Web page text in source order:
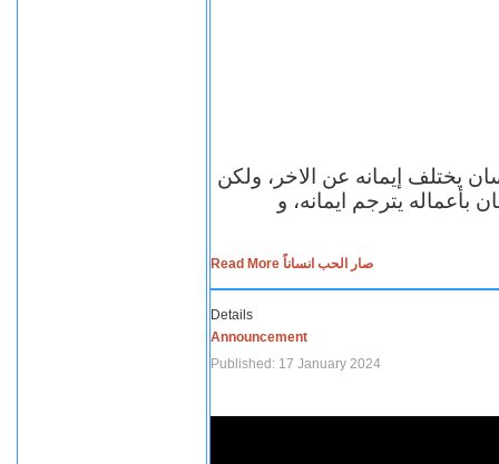
يختلف إيمانه عن الاخر، ولكن
بأعماله يترجم ايمانه، و
Read More صار الحب انساناً
Details
Announcement
Published: 17 January 2024